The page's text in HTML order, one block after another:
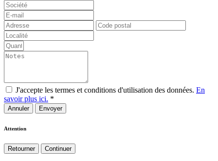
J'accepte les termes et conditions d'utilisation des données. En
savoir plus ici. *
Annuler
Attention
Retourner Continuer